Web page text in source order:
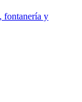
fontanería y